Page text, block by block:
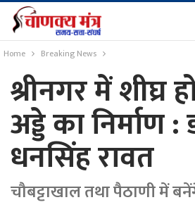
Home Breaking News
श्रीनगर में शीघ्र
अड्डे का निर्माण :
धनसिंह रावत
चौबट्टाखाल तथा पैठाणी में